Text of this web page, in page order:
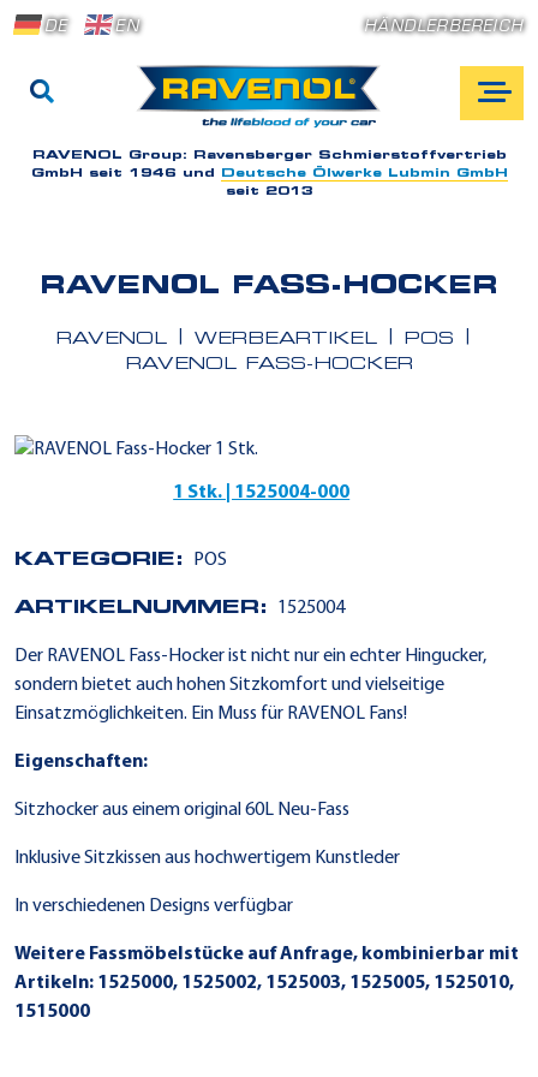
DE EN HÄNDLERBEREICH
RAVENOL Group: Ravensberger Schmierstoffvertrieb
GmbH seit 1946 und
Deutsche Ölwerke Lubmin GmbH
seit 2013
RAVENOL FASS-HOCKER
RAVENOL WERBEARTIKEL
POS
RAVENOL FASS-HOCKER
1 Stk. | 1525004-000
KATEGORIE: POS
ARTIKELNUMMER: 1525004
Der RAVENOL Fass-Hocker ist nicht nur ein echter Hingucker,
sondern bietet auch hohen Sitzkomfort und vielseitige
Einsatzmöglichkeiten. Ein Muss für RAVENOL Fans!
Eigenschaften:
Sitzhocker aus einem original 60L Neu-Fass
Inklusive Sitzkissen aus hochwertigem Kunstleder
In verschiedenen Designs verfügbar
Weitere Fassmöbelstücke auf Anfrage, kombinierbar mit
Artikeln: 1525000, 1525002, 1525003, 1525005, 1525010,
1515000